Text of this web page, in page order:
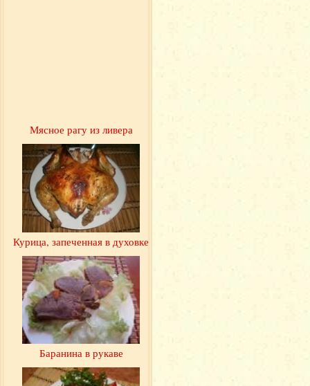
Мясное рагу из ливера
Курица, запеченная в духовке
Баранина в рукаве